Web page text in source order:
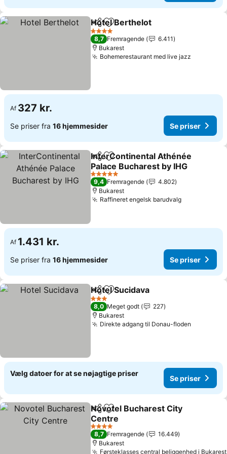
Del Føj til favoritter
Hotel Berthelot
4 Stjerner
8,7 Fremragende
6.411
Bukarest
Bohemerestaurant med live jazz
Af 327 kr.
Se priser fra 16 hjemmesider Se priser
Del Føj til favoritter
InterContinental Athénée
Palace Bucharest by IHG
Se priser
5 Stjerner
9,4 Fremragende
4.802
Bukarest
Raffineret engelsk barudvalgSe priser
Af 1.431 kr.
Se priser fra 16 hjemmesider Se priser
Del Føj til favoritter
Hotel Sucidava
3 Stjerner
8,0 Meget godt
227
Bukarest
Direkte adgang til Donau-floden
Vælg datoer for at se nøjagtige priser
Se priser
Del Føj til favoritter
Novotel Bucharest City
Centre
Se priser
4 Stjerner
8,7 Fremragende
16.449
Bukarest
Førsteklasses central beliggenhed i Bukarest